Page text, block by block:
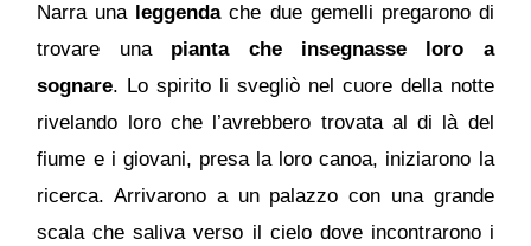
Narra una leggendache due gemelli pregarono di
trovare una pianta che insegnasse loro a
sognare. Lo spirito li svegliò nel cuore della notte
rivelando loro che l’avrebbero trovata al di là del
fiume e i giovani, presa la loro canoa, iniziarono la
ricerca. Arrivarono a un palazzo con una grande
scala che saliva verso il cielo dove incontrarono i